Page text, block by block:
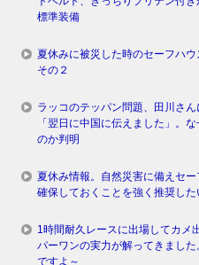
標準装備
夏休みに被災した時のセーフハウ
その２
ラッコのテッパン問題、田川さん
「翌日に中国に伝えました」。
のか判明
夏休み情報。自然災害に備えセ
確保しておくことを強く推奨した
1時間耐久レースに出場してカメ
パーワンの実力が解ってきました
ですよ～